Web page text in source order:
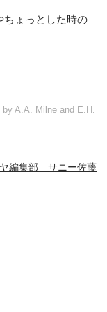
ちょっとした時の
A.A. Milne and E.H.
編集部 サニー佐藤